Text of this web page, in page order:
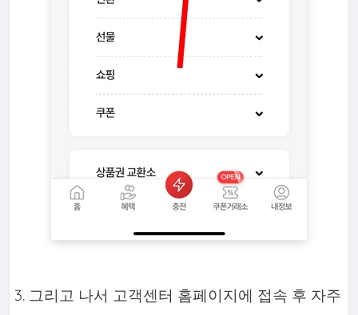
3. 그리고 나서 고객센터 홈페이지에 접속 후 자주